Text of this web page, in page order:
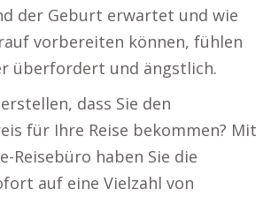
der Geburt erwartet und wie
vorbereiten können, fühlen
überfordert und ängstlich.
dass Sie den
für Ihre Reise bekommen? Mit
Reisebüro haben Sie die
auf eine Vielzahl von